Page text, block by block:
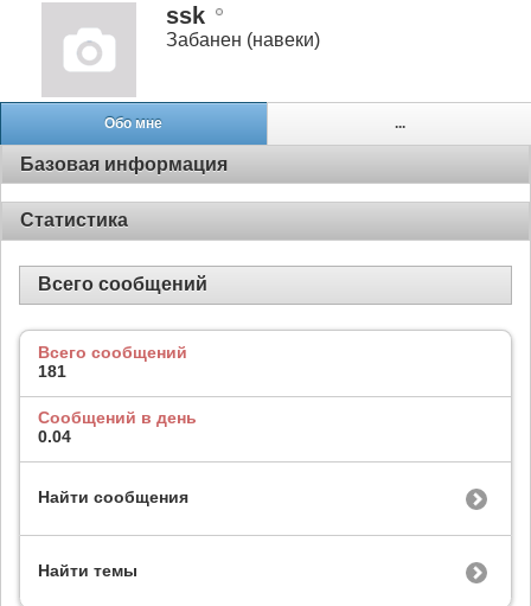
ssk
Забанен (навеки)
Обо мне ...
Базовая информация
Статистика
Всего сообщений
Всего сообщений
181
Сообщений в день
0.04
Найти сообщения
Найти темы